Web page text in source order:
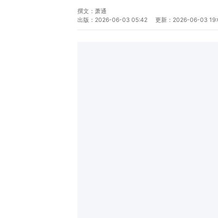
撰文： 萧通
出版： 2026-06-03 05:42 更新： 2026-06-03